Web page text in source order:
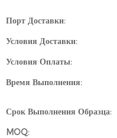
Порт Доставки:
Условия Доставки:
Условия Оплаты:
Время Выполнения:
Срок Выполнения Образца:
MOQ: